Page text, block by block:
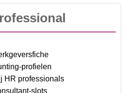
profielen
HR professionals
slots